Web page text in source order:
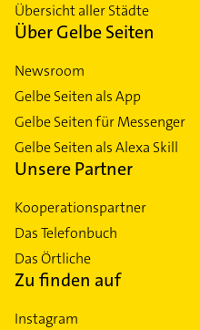
Übersicht aller Städte
Über Gelbe Seiten
Newsroom
Gelbe Seiten als App
Gelbe Seiten für Messenger
Gelbe Seiten als Alexa Skill
Unsere Partner
Kooperationspartner
Das Telefonbuch
Das Örtliche
Zu finden auf
Instagram